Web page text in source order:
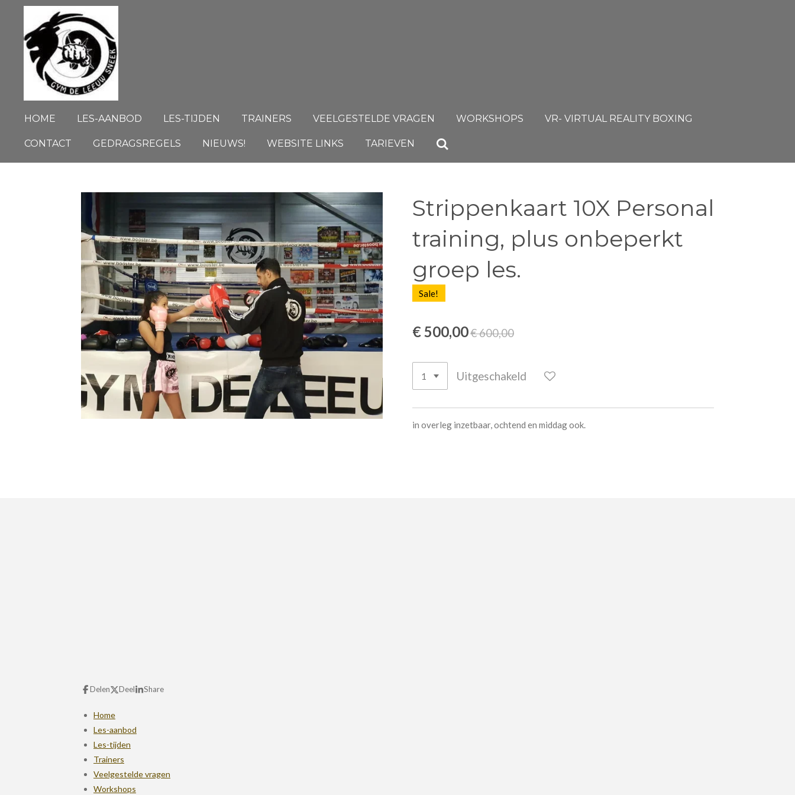
hoofdinhoud
HOME LES-AANBOD LES-TIJDEN TRAINERS VEELGESTELDE VRAGEN WORKSHOPS VR- VIRTUAL REALITY BOXING
CONTACT GEDRAGSREGELS NIEUWS! WEBSITE LINKS TARIEVEN
Strippenkaart 10X Personal
training, plus onbeperkt
groep les.
Sale!
€ 500,00€ 600,00
Uitgeschakeld
in overleg inzetbaar, ochtend en middag ook.
Delen Deel Share
Home
Les-aanbod
Les-tijden
Trainers
Veelgestelde vragen
Workshops